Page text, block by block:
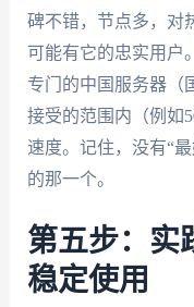
碑不错，节点多，对
可能有它的忠实用户
专门的中国服务器（
接受的范围内（例如
速度。记住，没有“
的那一个。
第五步：实
稳定使用